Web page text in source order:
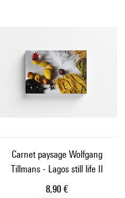
Carnet paysage Wolfgang
Tillmans - Lagos still life II
Prix ​​actuel
8,90 €